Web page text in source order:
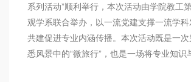
系列活动”顺利举行，本次活动由学院教工
观学系联合举办，以一流党建支撑一流学
共建促进专业内涵传播。本次活动既是一
悉风景中的“微旅行”，也是一场将专业知识